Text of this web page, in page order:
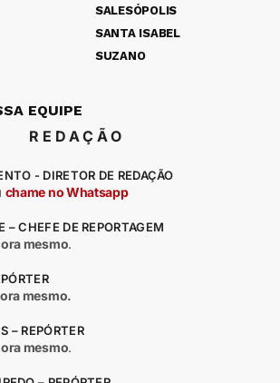
SALESÓPOLIS
SANTA ISABEL
SUZANO
EQUIPE
REDAÇÃO
- DIRETOR DE REDAÇÃO
chame no Whatsapp
– CHEFE DE REPORTAGEM
mesmo.
mesmo.
– REPÓRTER
mesmo.